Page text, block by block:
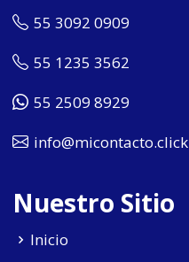
55 3092 0909
55 1235 3562
55 2509 8929
info@micontacto.click
Nuestro Sitio
Inicio